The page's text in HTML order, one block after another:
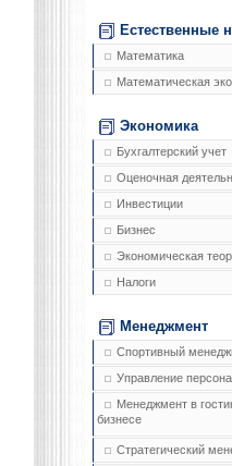
Естественные
Математика
Математическая
Экономика
Бухгалтерский учет
Оценочная
Инвестиции
Бизнес
Экономическая
Налоги
Менеджмент
Спортивный
Управление
Менеджмент в
бизнесе
Стратегический